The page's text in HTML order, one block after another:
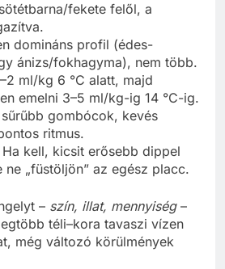
fekete felől, a
domináns profil (édes-
ánizs/fokhagyma), nem több.
ml/kg 6 °C alatt, majd
emelni 3–5 ml/kg-ig 14 °C-ig.
gombócok, kevés
ritmus.
Ha kell, kicsit erősebb dippel
ne „füstöljön” az egész placc.
– szín, illat, mennyiség–
téli–kora tavaszi vízen
még változó körülmények